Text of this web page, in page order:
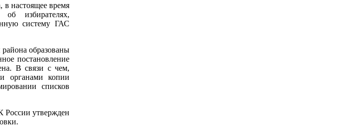
настоящее время
избирателях,
систему ГАС
образованы
постановление
В связи с чем,
органами копии
списков
России утвержден